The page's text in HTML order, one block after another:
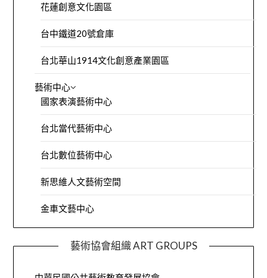
花蓮創意文化園區
台中鐵道20號倉庫
台北華山1914文化創意產業園區
藝術中心
國家表演藝術中心
台北當代藝術中心
台北數位藝術中心
新思維人文藝術空間
金車文藝中心
藝術協會組織 ART GROUPS